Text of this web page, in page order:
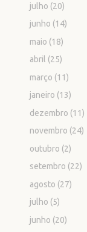
julho (20)
junho (14)
maio (18)
abril (25)
março (11)
janeiro (13)
dezembro (11)
novembro (24)
outubro (2)
setembro (22)
agosto (27)
julho (5)
junho (20)